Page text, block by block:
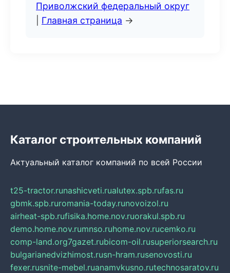
Приволжский федеральный округ
Главная страница →
Каталог строительных компаний
Актуальный каталог компаний по всей России
t25-tractor.runashicveti.rualutex.spb.rufas.ru
gbmk.spb.ruromania-today.runovoizol.ru
airheat-spb.rufisika.home.nov.ruorakul.spb.ru
demo.home.nov.rumnso.ruhome.nov.rucemko.ru
comp-land.org7gazet.rubicom-oil.rusuperiorsearch.ru
bulgarianedvizhimost.rusn-hram.rusenovosti.ru
fexer.rusnite-mebel.ruanamvkusno.rutechnosaratov.ru